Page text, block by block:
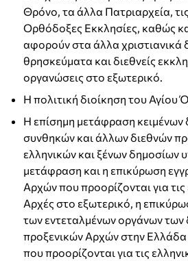
Θρόνο, τα άλλα Πατριαρχεία,
Ορθόδοξες Εκκλησίες, καθώς
αφορούν στα άλλα χριστιανικά
θρησκεύματα και διεθνείς
οργανώσεις στο εξωτερικό.
Η πολιτική διοίκηση του Αγίου
Η επίσημη μετάφραση
συνθηκών και άλλων διεθνών
ελληνικών και ξένων δημοσίων
μετάφραση και η επικύρωση
Αρχών που προορίζονται για τις
Αρχές στο εξωτερικό, η
των εντεταλμένων οργάνων των
προξενικών Αρχών στην
που προορίζονται για τις